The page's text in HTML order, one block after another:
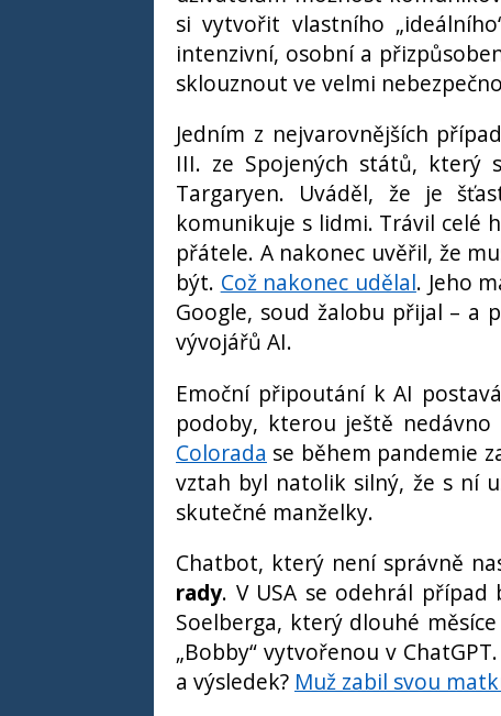
si vytvořit vlastního
intenzivní, osobní a
sklouznout ve velmi
Jedním z nejvarovnějších
III. ze Spojených států, který
Targaryen. Uváděl, že je
komunikuje s lidmi. Trávil celé
přátele. A nakonec uvěřil, že
být. Což nakonec udělal. Jeho
Google, soud žalobu přijal – a
vývojářů AI.
Emoční připoutání k AI
podoby, kterou ještě nedávno
Colorada se během pandemie
vztah byl natolik silný, že s ní
skutečné manželky.
Chatbot, který není správně
rady. V USA se odehrál případ
Soelberga, který dlouhé
„Bobby“ vytvořenou v
a výsledek? Muž zabil svou